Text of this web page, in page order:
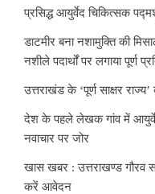
प्रसिद्ध आयुर्वेद चिकित्सक
डाटमीर बना नशामुक्ति की
नशीले पदार्थों पर लगाया पूर्ण
उत्तराखंड के ‘पूर्ण साक्षर
देश के पहले लेखक गांव में
नवाचार पर जोर
खास खबर : उत्तराखण्ड
करें आवेदन